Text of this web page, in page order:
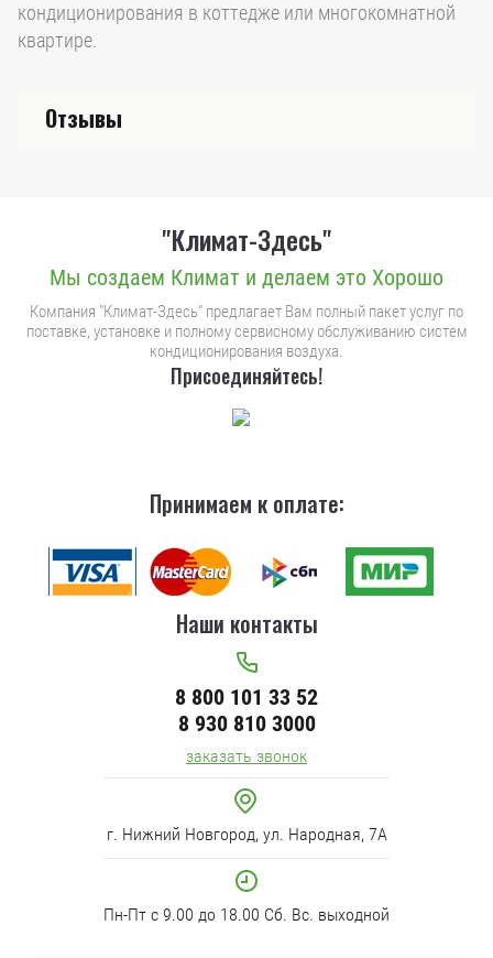
кондиционирования в коттедже или многокомнатной
квартире.
Отзывы
"Климат-Здесь"
Мы создаем Климат и делаем это Хорошо
Компания "Климат-Здесь" предлагает Вам полный пакет услуг по
поставке, установке и полному сервисному обслуживанию систем
кондиционирования воздуха.
Присоединяйтесь!
Принимаем к оплате:
Наши контакты
8 800 101 33 52
8 930 810 3000
заказать звонок
г. Нижний Новгород, ул. Народная, 7А
Пн-Пт с 9.00 до 18.00 Сб. Вс. выходной